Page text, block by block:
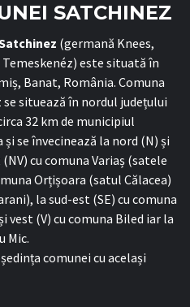
SATCHINEZ
(germană Knees,
este situată în
Banat, România. Comuna
se situează în nordul județului
32 km de municipiul
se învecinează la nord (N) și
cu comuna Variaș (satele
Orțișoara (satul Călacea)
la sud-est (SE) cu comuna
vest (V) cu comuna Biled iar la
Mic.
comunei cu același